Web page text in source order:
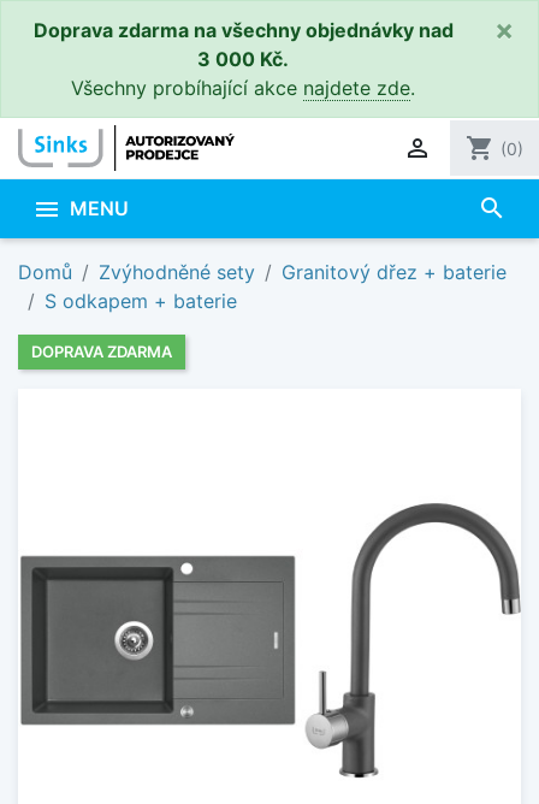
Doprava zdarma na všechny objednávky nad
3 000 Kč.
Všechny probíhající akce najdete zde.
×
 shopping_cart (0)
 MENU search
Domů Zvýhodněné sety
Granitový dřez + baterie
S odkapem + baterie
DOPRAVA ZDARMA